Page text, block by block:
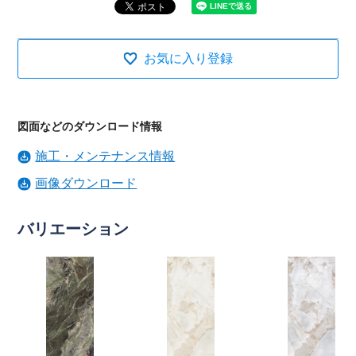
お気に入り登録
図面などのダウンロード情報
施工・メンテナンス情報
画像ダウンロード
バリエーション